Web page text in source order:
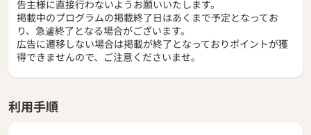
告主様に直接行わないようお願いいたします。
掲載中のプログラムの掲載終了日はあくまで予定となってお
り、急遽終了となる場合がございます。
広告に遷移しない場合は掲載が終了となっておりポイントが獲
得できませんので、ご注意くださいませ。
利用手順